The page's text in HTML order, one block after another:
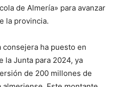
de Almería» para avanzar
la provincia.
ha puesto en
la Junta para 2024, ya
de 200 millones de